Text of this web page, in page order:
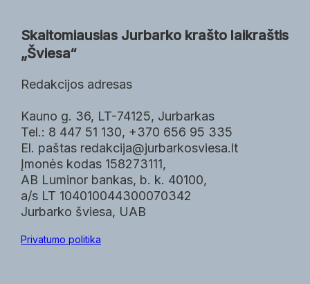
Skaitomiausias Jurbarko krašto laikraštis
„Šviesa“
Redakcijos adresas
Kauno g. 36, LT-74125, Jurbarkas
Tel.: 8 447 51 130, +370 656 95 335
El. paštas redakcija@jurbarkosviesa.lt
Įmonės kodas 158273111,
AB Luminor bankas, b. k. 40100,
a/s LT 104010044300070342
Jurbarko šviesa, UAB
Privatumo politika